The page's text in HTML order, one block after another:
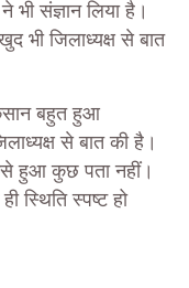
भी संज्ञान लिया है।
भी जिलाध्यक्ष से बात
बहुत हुआ
से बात की है।
हुआ कुछ पता नहीं।
स्थिति स्पष्ट हो